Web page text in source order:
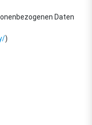
vorbehalten. / *Alle Preise
Versandkosten.
Daten
)